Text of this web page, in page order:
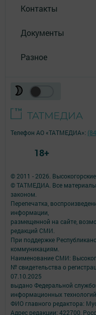
Контакты
Документы
Разное
© 2011 - 2026.
© ТАТМЕДИА. Все
законом.
Перепечатка,
информации,
размещенной на сайте,
редакций СМИ.
При поддержке
коммуникациям.
Наименование СМИ:
№ свидетельства о
07.10.2025
выдано Федеральной
информационных
ФИО главного редактора:
Адрес редакции: 422700,
Телефон АО «ТАТМЕДИА»:
18+